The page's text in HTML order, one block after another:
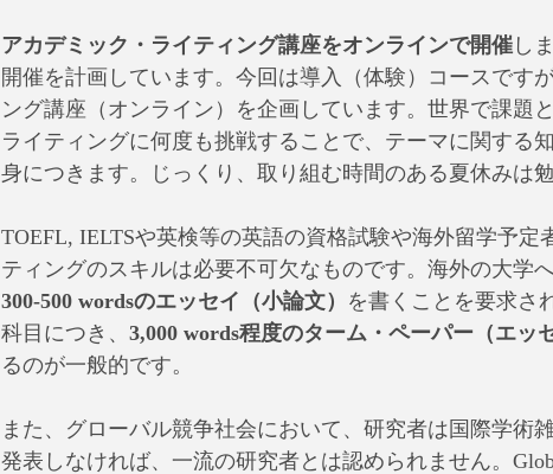
アカデミック・ライティング講座をオンラインで開催 し
開催を計画しています。今回は導入（体験）コースです
ング講座（オンライン）を企画しています。世界で課題
ライティングに何度も挑戦することで、テーマに関する
身につきます。じっくり、取り組む時間のある夏休みは
TOEFL, IELTSや英検等の英語の資格試験や海外留学予定
ティングのスキルは必要不可欠なものです。海外の大学
300-500 wordsのエッセイ（小論文） を書くことを要求さ
科目につき、 3,000 words程度のターム・ペーパー（エッ
るのが一般的です。
また、グローバル競争社会において、研究者は国際学術
発表しなければ、一流の研究者とは認められません。